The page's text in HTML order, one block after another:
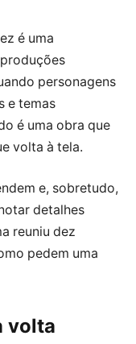
é uma
personagens
e temas
é uma obra que
volta à tela.
e, sobretudo,
detalhes
reuniu dez
pedem uma
volta